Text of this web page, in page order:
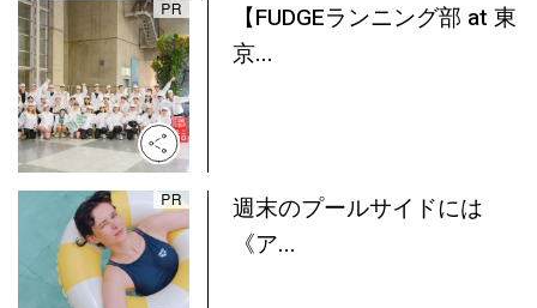
【FUDGEランニング部 at 東
京...
週末のプールサイドには
《ア...